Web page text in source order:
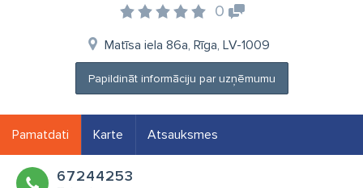
0
Matīsa iela 86a, Rīga, LV-1009
Papildināt informāciju par uzņēmumu
Pamatdati Karte Atsauksmes
67244253